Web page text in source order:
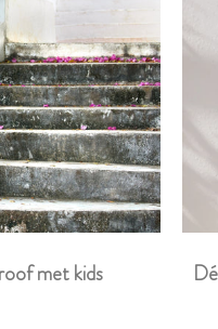
met kids